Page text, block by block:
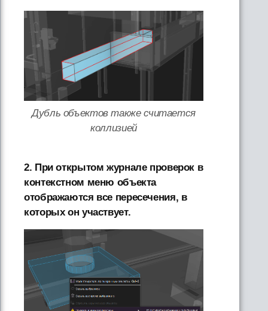
Дубль объектов также считается
коллизией
2. При открытом журнале проверок в
контекстном меню объекта
отображаются все пересечения, в
которых он участвует.